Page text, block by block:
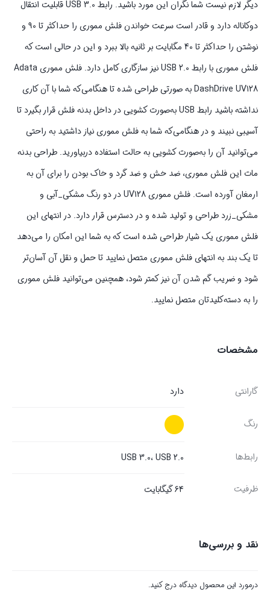
دیگر لازم نیست شما نگران این مورد باشید. رابط USB 3.0 قابلیت انتقال
دوکاناله دارد و قادر است سرعت خواندن فلش مموری را حداکثر تا 90 و
نوشتن را حداکثر تا 40 مگابایت بر ثانیه بالا ببرد و این در حالی است که
فلش مموری با رابط USB 2.0 نیز سازگاری کامل دارد. فلش مموری Adata
DashDrive UV128 به صورتی طراحی شده تا هنگامی‌که شما با آن کاری
نداشته باشید رابط USB به‌صورت کشویی در داخل بدنه فلش قرار بگیرد تا
آسیبی نبیند و در هنگامی‌که شما به فلش مموری نیاز داشتید به راحتی
می‌توانید آن را به‌صورت کشویی به حالت استفاده دربیاورید. طراحی بدنه
مات این فلش مموری، ضد خش و ضد گرد و خاک بودن را برای آن به
ارمغان آورده است. فلش مموری UV128 در دو رنگ مشکی_آبی و
مشکی_زرد طراحی و تولید شده و در دسترس قرار دارد. در انتهای این
فلش مموری یک شیار طراحی شده است که به شما این امکان را می‌دهد
تا یک بند به انتهای فلش مموری متصل نمایید تا حمل و نقل آن آسان‌تر
شود و ضریب گم شدن آن نیز کمتر شود، همچنین می‌توانید فلش مموری
را به دسته‌کلیدتان متصل نمایید.
مشخصات
گارانتی دارد
رنگ
رابط‌ها USB 3.0، USB 2.0
ظرفیت 64 گیگابایت
نقد و بررسی‌ها
درمورد این محصول دیدگاه درج کنید.